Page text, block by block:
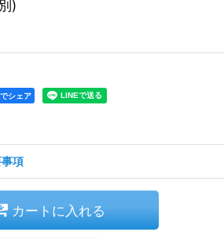
)
シェア
項
カートに入れる